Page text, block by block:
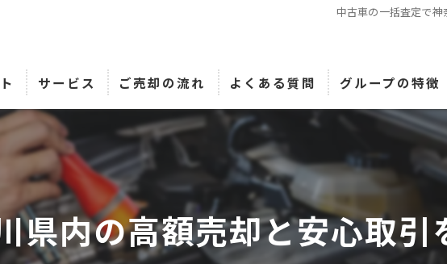
中古車の一括査定で
サービス ご売却の流れ よくある質問 グループの特徴
買取
販売
トヨタ
県内の高額売却と安心取引